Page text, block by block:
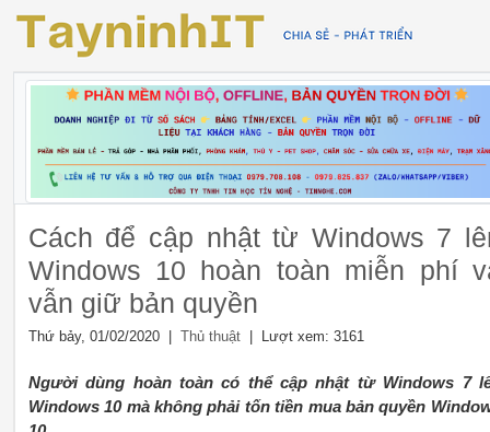
Cách để cập nhật từ Windows 7
Windows 10 hoàn toàn miễn phí
vẫn giữ bản quyền
Thứ bảy, 01/02/2020 | Thủ thuật| Lượt xem: 3161
Người dùng hoàn toàn có thể cập nhật từ Windows 7
Windows 10 mà không phải tốn tiền mua bản quyền